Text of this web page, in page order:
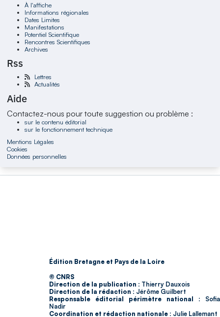
À l'affiche
Informations régionales
Dates Limites
Manifestations
Potentiel Scientifique
Rencontres Scientifiques
Archives
Rss
Lettres
Actualités
Aide
Contactez-nous pour toute suggestion ou problème :
sur le contenu éditorial
sur le fonctionnement technique
Mentions Légales
Cookies
Données personnelles
Édition Bretagne et Pays de la Loire
© CNRS
Direction de la publication : Thierry Dauxois
Direction de la rédaction : Jérôme Guilbert
Responsable éditorial périmètre national : Sofia
Nadir
Coordination et rédaction nationale : Julie Lallemant